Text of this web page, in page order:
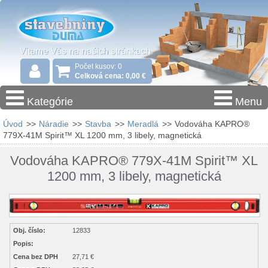
Počet kusov: 0
Celková cena: 0,00 €
Kategórie Menu
Úvod >> Náradie >> Stavba >> Meradlá >> Vodováha KAPRO®
779X-41M Spirit™ XL 1200 mm, 3 libely, magnetická
Vodováha KAPRO® 779X-41M Spirit™ XL
1200 mm, 3 libely, magnetická
Obj. číslo:
12833
Popis:
Cena bez DPH
27,71 €